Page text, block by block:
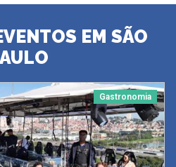
EM SÃO
Gastronomia